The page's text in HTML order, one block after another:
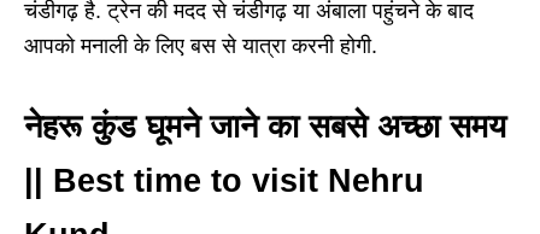
चंडीगढ़ है. ट्रेन की मदद से चंडीगढ़ या अंबाला पहुंचने के बाद
आपको मनाली के लिए बस से यात्रा करनी होगी.
नेहरू कुंड घूमने जाने का सबसे अच्छा समय
|| Best time to visit Nehru